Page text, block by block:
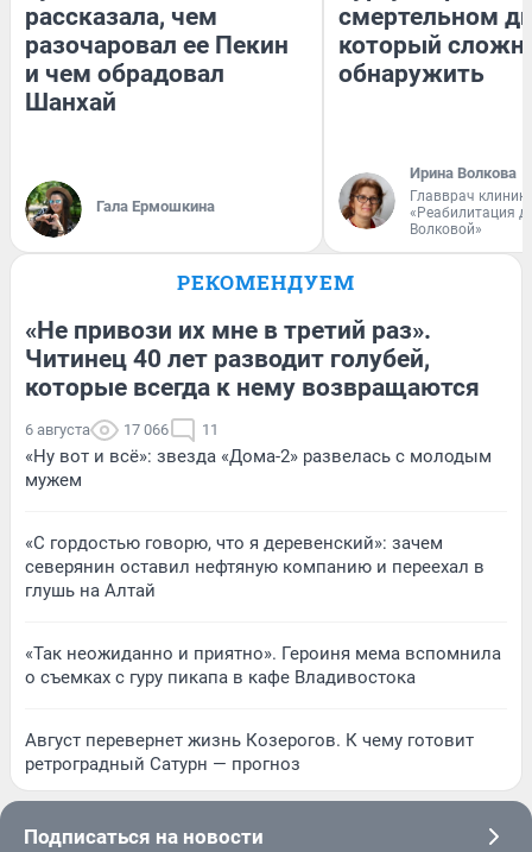
рассказала, чем
разочаровал ее Пекин
и чем обрадовал
Шанхай
Гала Ермошкина
смертельном
который
обнаружить
Ирина Волкова
Главврач
«Реабилитация
Волковой»
РЕКОМЕНДУЕМ
«Не привози их мне в третий раз».
Читинец 40 лет разводит голубей,
которые всегда к нему возвращаются
6 августа 17 066 11
«Ну вот и всё»: звезда «Дома-2» развелась с молодым
мужем
«С гордостью говорю, что я деревенский»: зачем
северянин оставил нефтяную компанию и переехал в
глушь на Алтай
«Так неожиданно и приятно». Героиня мема вспомнила
о съемках с гуру пикапа в кафе Владивостока
Август перевернет жизнь Козерогов. К чему готовит
ретроградный Сатурн — прогноз
Подписаться на новости